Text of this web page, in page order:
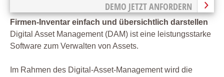
DEMO JETZT ANFORDERN
Firmen-Inventar einfach und übersichtlich darstellen
Digital Asset Management (DAM) ist eine leistungsstarke
Software zum Verwalten von Assets.
Im Rahmen des Digital-Asset-Management wird die